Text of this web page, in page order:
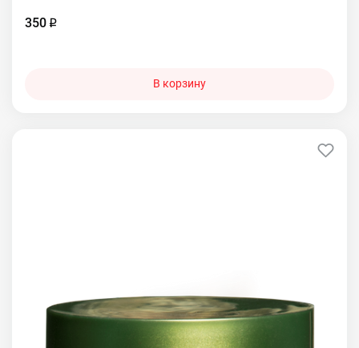
350
В корзину